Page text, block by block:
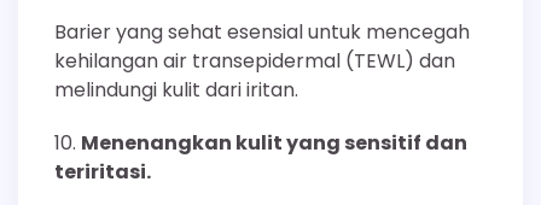
Barier yang sehat esensial untuk mencegah
kehilangan air transepidermal (TEWL) dan
melindungi kulit dari iritan.
Menenangkan kulit yang sensitif dan
teriritasi.